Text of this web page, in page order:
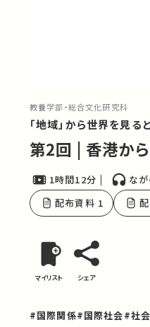
教養学部・総合文化研究科
「地域」から世界を見る
第2回 | 香港か
1時間12分
な
配布資料 1
マイリスト シェア
#国際関係#国際社会#社